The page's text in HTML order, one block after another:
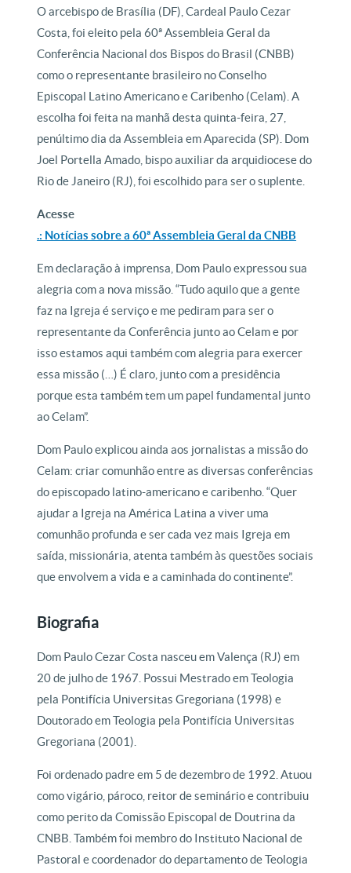
O arcebispo de Brasília (DF), Cardeal Paulo Cezar
Costa, foi eleito pela 60ª Assembleia Geral da
Conferência Nacional dos Bispos do Brasil (CNBB)
como o representante brasileiro no Conselho
Episcopal Latino Americano e Caribenho (Celam). A
escolha foi feita na manhã desta quinta-feira, 27,
penúltimo dia da Assembleia em Aparecida (SP). Dom
Joel Portella Amado, bispo auxiliar da arquidiocese do
Rio de Janeiro (RJ), foi escolhido para ser o suplente.
Acesse
.: Notícias sobre a 60ª Assembleia Geral da CNBB
Em declaração à imprensa, Dom Paulo expressou sua
alegria com a nova missão. “Tudo aquilo que a gente
faz na Igreja é serviço e me pediram para ser o
representante da Conferência junto ao Celam e por
isso estamos aqui também com alegria para exercer
essa missão (…) É claro, junto com a presidência
porque esta também tem um papel fundamental junto
ao Celam”.
Dom Paulo explicou ainda aos jornalistas a missão do
Celam: criar comunhão entre as diversas conferências
do episcopado latino-americano e caribenho. “Quer
ajudar a Igreja na América Latina a viver uma
comunhão profunda e ser cada vez mais Igreja em
saída, missionária, atenta também às questões sociais
que envolvem a vida e a caminhada do continente”.
Biografia
Dom Paulo Cezar Costa nasceu em Valença (RJ) em
20 de julho de 1967. Possui Mestrado em Teologia
pela Pontifícia Universitas Gregoriana (1998) e
Doutorado em Teologia pela Pontifícia Universitas
Gregoriana (2001).
Foi ordenado padre em 5 de dezembro de 1992. Atuou
como vigário, pároco, reitor de seminário e contribuiu
como perito da Comissão Episcopal de Doutrina da
CNBB. Também foi membro do Instituto Nacional de
Pastoral e coordenador do departamento de Teologia